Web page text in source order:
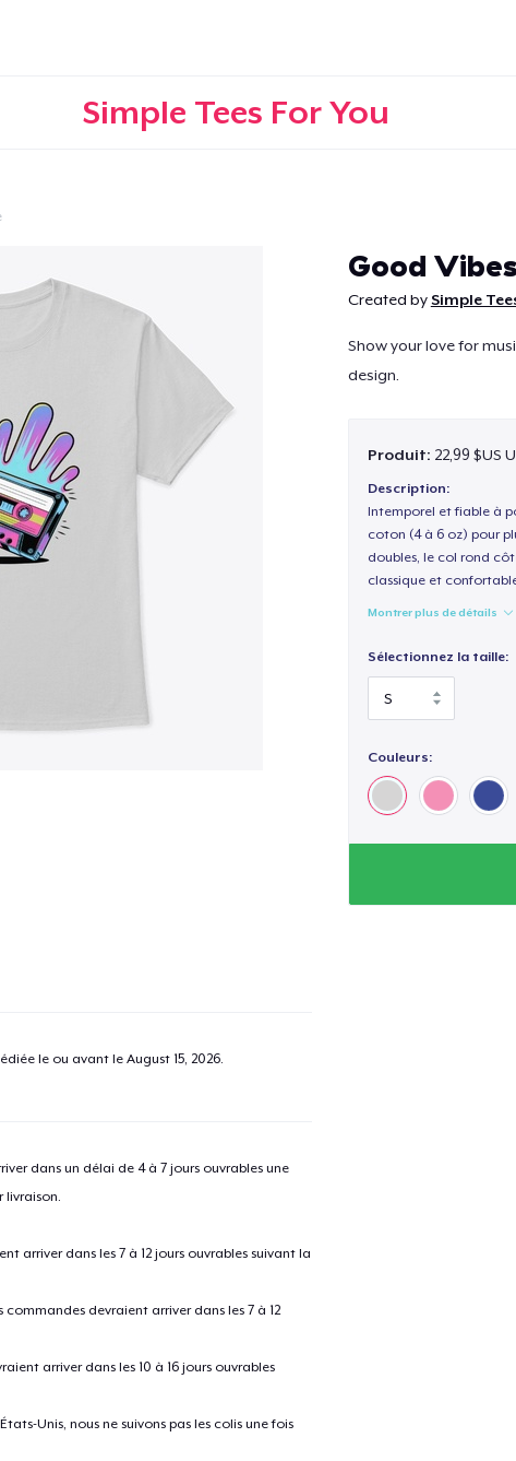
Simple Tees For You
Good
Created bySimple
Show your love for
design.
Produit: 22,99 $US
Description:
Intemporel et fiable à
coton (4 à 6 oz) pour
doubles, le col rond
classique et
Montrer plus de détails
Sélectionnez la taille:
Couleurs:
le ou avant le August 15, 2026.
dans un délai de 4 à 7 jours ouvrables une
livraison.
arriver dans les 7 à 12 jours ouvrables suivant la
commandes devraient arriver dans les 7 à 12
arriver dans les 10 à 16 jours ouvrables
Unis, nous ne suivons pas les colis une fois